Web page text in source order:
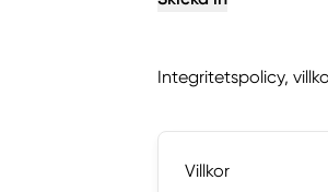
Integritetspolicy,
Villkor